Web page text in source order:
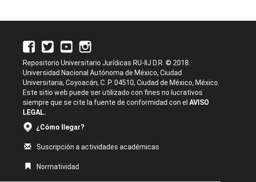
Repositorio Universitario Jurídicas RU-IIJ D.R. © 2018.
Universidad Nacional Autónoma de México, Ciudad
Universitaria, Coyoacán, C. P. 04510, Ciudad de México, México.
Este sitio web puede ser utilizado con fines no lucrativos
siempre que se cite la fuente de conformidad con el AVISO
LEGAL.
¿Cómo llegar?
Suscripción a actividades académicas
Normatividad